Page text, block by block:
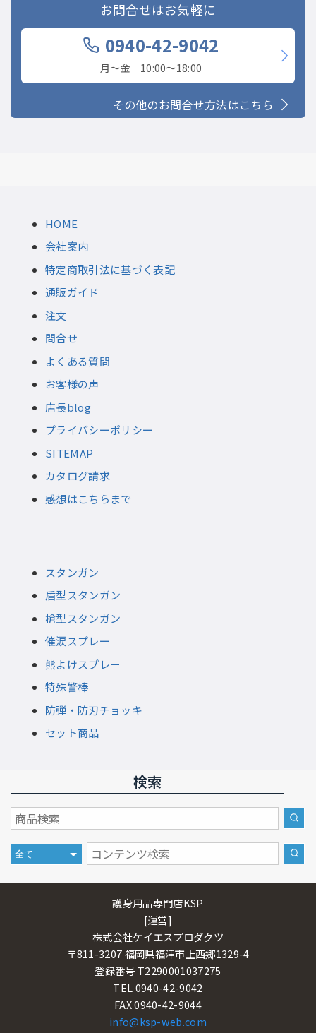
お問合せはお気軽に
0940-42-9042
月〜金 10:00〜18:00
その他のお問合せ方法はこちら
HOME
会社案内
特定商取引法に基づく表記
通販ガイド
注文
問合せ
よくある質問
お客様の声
店長blog
プライバシーポリシー
SITEMAP
カタログ請求
感想はこちらまで
スタンガン
盾型スタンガン
槍型スタンガン
催涙スプレー
熊よけスプレー
特殊警棒
防弾・防刃チョッキ
セット商品
検索
護身用品専門店KSP
[運営]
株式会社ケイエスプロダクツ
〒811-3207 福岡県福津市上西郷1329-4
登録番号 T2290001037275
TEL 0940-42-9042
FAX 0940-42-9044
info@ksp-web.com